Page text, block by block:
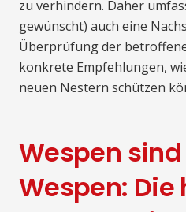
zu verhindern. Daher
gewünscht) auch eine
Überprüfung der
konkrete Empfehlungen,
neuen Nestern schützen
Wespen
Wespen: Die